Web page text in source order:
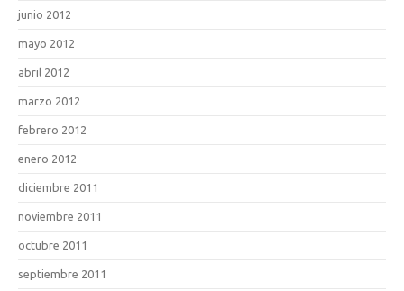
junio 2012
mayo 2012
abril 2012
marzo 2012
febrero 2012
enero 2012
diciembre 2011
noviembre 2011
octubre 2011
septiembre 2011